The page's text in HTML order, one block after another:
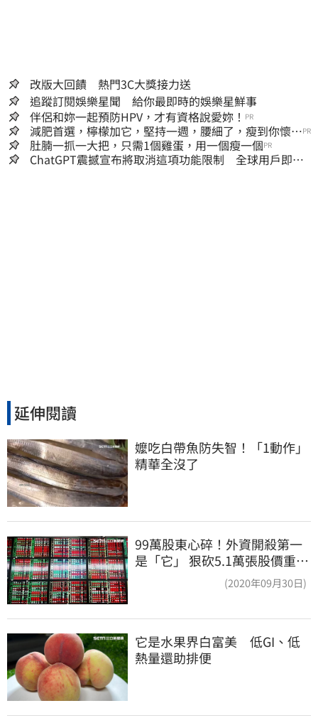
改版大回饋 熱門3C大獎接力送
追蹤訂閱娛樂星聞 給你最即時的娛樂星鮮事
伴侶和妳一起預防HPV，才有資格說愛妳！ PR
減肥首選，檸檬加它，堅持一週，腰細了，瘦到你懷疑
人生
PR
肚腩一抓一大把，只需1個雞蛋，用一個瘦一個PR
ChatGPT震撼宣布將取消這項功能限制 全球用戶即刻
延伸閱讀
嬤吃白帶魚防失智！「1動作」
精華全沒了
99萬股東心碎！外資開殺第一
是「它」 狠砍5.1萬張股價重挫
(2020年09月30日)
它是水果界白富美　低GI、低
熱量還助排便